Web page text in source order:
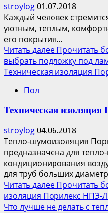
stroylog01.07.2018
Каждый человек
уютным, теплым,
его покрытия...
Читать далее Прочитать
выбрать подложку под
Техническая изоляция
Пол
Техническая
stroylog04.06.2018
Тепло-шумоизоляция
предназначена для
кондиционирования
для труб больших
Читать далее Прочитать
изоляция Порилекс НПЭ-
Что лучше не делать с